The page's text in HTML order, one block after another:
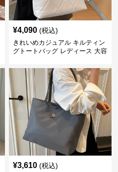
¥4,090 (税込)
きれいめカジュアル キルティン
グトートバッグ レディース 大容
ゃれ 通勤・通学 シンプル
¥3,610 (税込)